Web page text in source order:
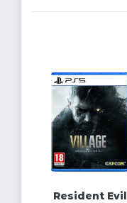
Resident Evil